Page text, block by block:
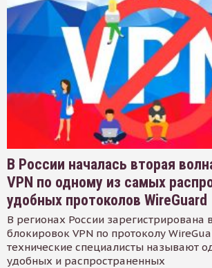
В России началась вторая
VPN по одному из самых
удобных протоколов WireGuard
В регионах России зарегистрирована
блокировок VPN по протоколу
технические специалисты называют
удобных и распространенных